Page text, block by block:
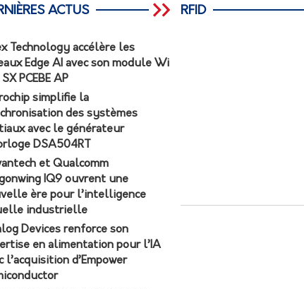
RFID
ACTUS
Technology accélère les
Edge AI avec son module Wi
PCEBE AP
simplifie la
des systèmes
avec le générateur
DSA504RT
et Qualcomm
IQ9 ouvrent une
ère pour l’intelligence
industrielle
Devices renforce son
en alimentation pour l’IA
l’acquisition d’Empower